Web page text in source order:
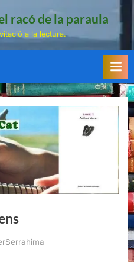
racó de la paraula
a la lectura.